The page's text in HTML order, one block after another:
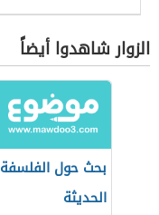
الزوار شاهدوا أيضاً
بحث حول الفلسفة
الحديثة